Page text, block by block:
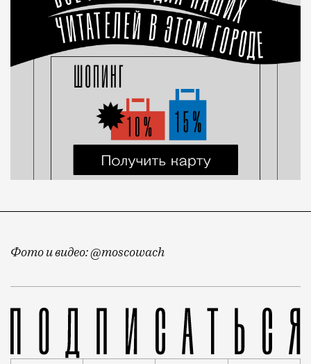
Фото и видео: @moscowach
Продолжаем вести хронику балконов. Недавно мы